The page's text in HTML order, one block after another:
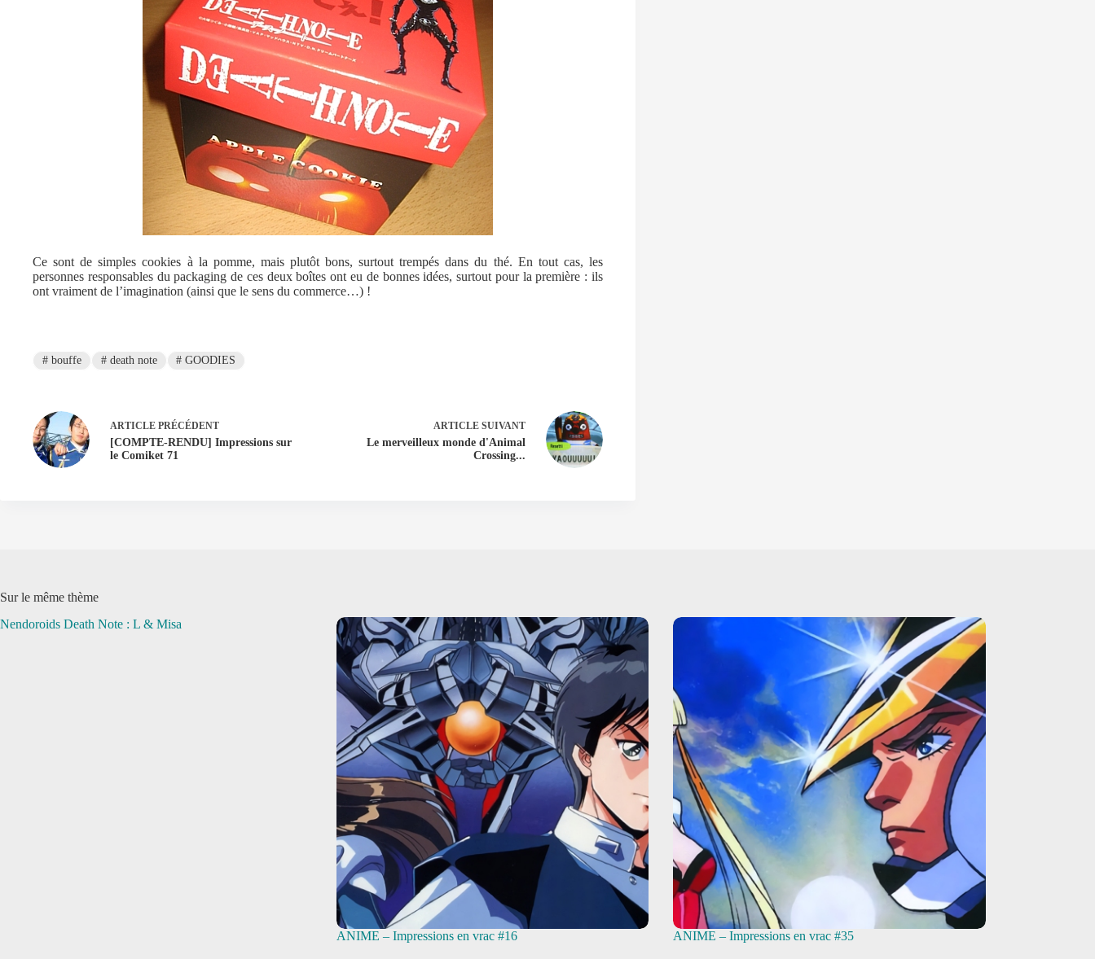
Ce sont de simples cookies à la pomme, mais plutôt bons, surtout trempés dans du thé. En tout cas, les
personnes responsables du packaging de ces deux boîtes ont eu de bonnes idées, surtout pour la première : ils
ont vraiment de l’imagination (ainsi que le sens du commerce…) !
#bouffe #death note # GOODIES
ARTICLE PRÉCÉDENT
[COMPTE-RENDU] Impressions sur
le Comiket 71
ARTICLE SUIVANT
Le merveilleux monde d'Animal
Crossing...
Sur le même thème
Nendoroids Death Note : L & Misa
ANIME – Impressions en vrac #16 ANIME – Impressions en vrac #35